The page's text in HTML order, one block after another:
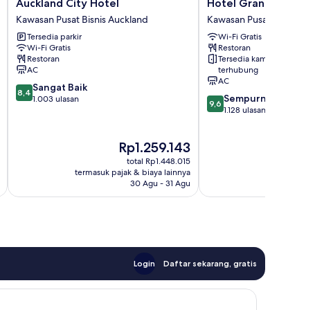
City
Hotel
Kawasan
Pusat
Bisnis
Auckland
Auckland City Hotel
Kawasan Pusat Bisnis Auckland
Tersedia parkir
Wi-Fi Gratis
Restoran
AC
8.4
dari
8,4 Sangat Baik
1.003 ulasan
Harga
sekarang
Rp1.259.143
Rp1.259.143
total Rp1.448.015
termasuk pajak & biaya lainnya
30 Agu - 31 Agu
Grand
Chancellor
Auckland
Kawasan
Pusat
Bisnis
Auckland
Hotel Grand
Kawasan Pusat Bisnis
Wi-Fi Gratis
Restoran
Tersedia kamar
terhubung
AC
9.6
dari
9,6 Sempurna
1.128 ulasan
Login Daftar sekarang, gratis